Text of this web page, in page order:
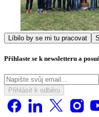
Líbilo by se mi tu pracovat
Přihlaste se k newsletteru a
Přihlásit k odběru